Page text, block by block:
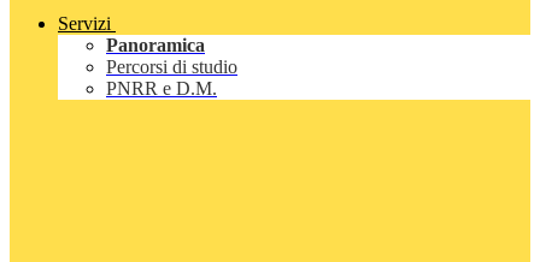
Servizi
Panoramica
Percorsi di studio
PNRR e D.M.